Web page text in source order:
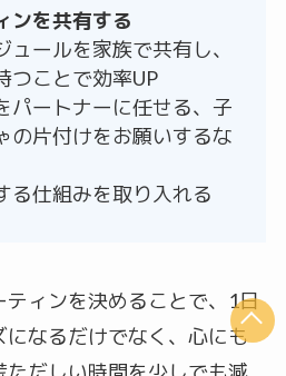
ンを共有する
ュールを家族で共有し、
つことで効率UP
パートナーに任せる、子
の片付けをお願いするな
る仕組みを取り入れる
ィンを決めることで、1日
なるだけでなく、心にも